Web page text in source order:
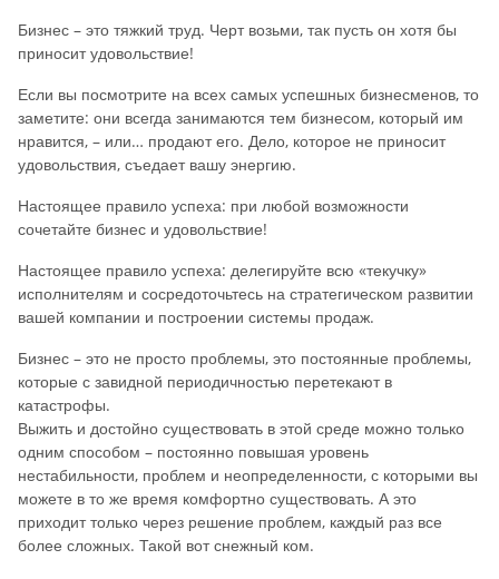
Бизнес – это тяжкий труд. Черт возьми, так пусть он хотя бы
приносит удовольствие!
Если вы посмотрите на всех самых успешных бизнесменов, то
заметите: они всегда занимаются тем бизнесом, который им
нравится, – или… продают его. Дело, которое не приносит
удовольствия, съедает вашу энергию.
Настоящее правило успеха: при любой возможности
сочетайте бизнес и удовольствие!
Настоящее правило успеха: делегируйте всю «текучку»
исполнителям и сосредоточьтесь на стратегическом развитии
вашей компании и построении системы продаж.
Бизнес – это не просто проблемы, это постоянные проблемы,
которые с завидной периодичностью перетекают в
катастрофы.
Выжить и достойно существовать в этой среде можно только
одним способом – постоянно повышая уровень
нестабильности, проблем и неопределенности, с которыми вы
можете в то же время комфортно существовать. А это
приходит только через решение проблем, каждый раз все
более сложных. Такой вот снежный ком.